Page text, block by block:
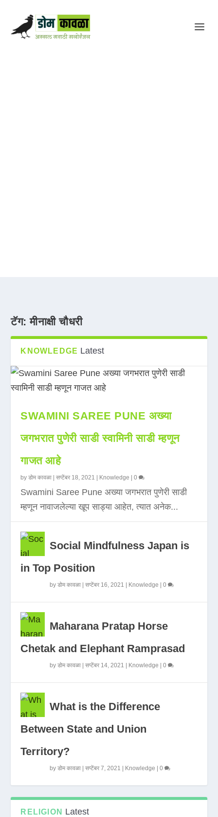
टॅग:मीनाक्षी चौधरी
KNOWLEDGE Latest
SWAMINI SAREE PUNE अख्या
जगभरात पुणेरी साडी स्वामिनी साडी म्हणून
गाजत आहे
byडोम कावळा |सप्टेंबर 18, 2021 Knowledge |0
Swamini Saree Pune अख्या जगभरात पुणेरी साडी
म्हणून नावाजलेल्या खूप साड्या आहेत, त्यात अनेक...
Social Mindfulness Japan is
in Top Position
byडोम कावळा |सप्टेंबर 16, 2021 Knowledge |0
Maharana Pratap Horse
Chetak and Elephant Ramprasad
byडोम कावळा |सप्टेंबर 14, 2021 Knowledge |0
What is the Difference
Between State and Union
Territory?
byडोम कावळा |सप्टेंबर 7, 2021 Knowledge |0
RELIGION Latest